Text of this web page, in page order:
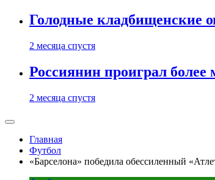
Голодные кладбищенские
2 месяца спустя
Россиянин проиграл
2 месяца спустя
Главная
Футбол
«Барселона» победила обессиленный